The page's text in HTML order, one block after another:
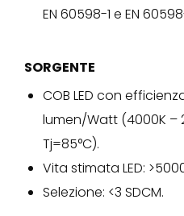
EN 60598-1 e EN
SORGENTE
COB LED con
lumen/Watt (4000K –
Tj=85°C).
Vita stimata LED:
Selezione: <3 SDCM.